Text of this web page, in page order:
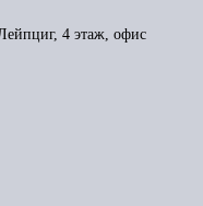
4 этаж, офис